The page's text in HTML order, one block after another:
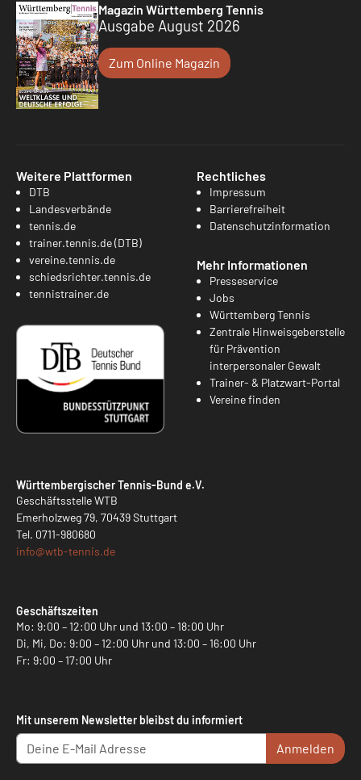
Magazin Württemberg Tennis
Ausgabe August 2026
Zum Online Magazin
Weitere Plattformen
DTB
Landesverbände
tennis.de
trainer.tennis.de (DTB)
vereine.tennis.de
schiedsrichter.tennis.de
tennistrainer.de
Rechtliches
Impressum
Barrierefreiheit
Datenschutzinformation
Mehr Informationen
Presseservice
Jobs
Württemberg Tennis
Zentrale Hinweisgeberstelle
für Prävention
interpersonaler Gewalt
Trainer- & Platzwart-Portal
Vereine finden
Württembergischer Tennis-Bund e.V.
Geschäftsstelle WTB
Emerholzweg 79, 70439 Stuttgart
Tel. 0711-980680
info@wtb-tennis.de
Geschäftszeiten
Mo: 9:00 – 12:00 Uhr und 13:00 – 18:00 Uhr
Di, Mi, Do: 9:00 – 12:00 Uhr und 13:00 – 16:00 Uhr
Fr: 9:00 – 17:00 Uhr
Mit unserem Newsletter bleibst du informiert
Anmelden